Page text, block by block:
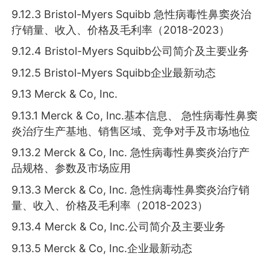
9.12.3 Bristol-Myers Squibb 急性病毒性鼻窦炎治
疗销量、收入、价格及毛利率（2018-2023）
9.12.4 Bristol-Myers Squibb公司简介及主要业务
9.12.5 Bristol-Myers Squibb企业最新动态
9.13 Merck & Co, Inc.
9.13.1 Merck & Co, Inc.基本信息、 急性病毒性鼻窦
炎治疗生产基地、销售区域、竞争对手及市场地位
9.13.2 Merck & Co, Inc. 急性病毒性鼻窦炎治疗产
品规格、参数及市场应用
9.13.3 Merck & Co, Inc. 急性病毒性鼻窦炎治疗销
量、收入、价格及毛利率（2018-2023）
9.13.4 Merck & Co, Inc.公司简介及主要业务
9.13.5 Merck & Co, Inc.企业最新动态